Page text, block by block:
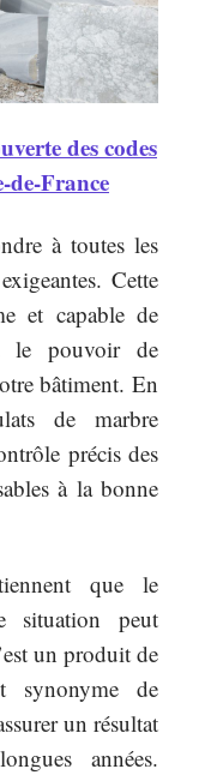
des codes
de-France
à toutes les
Cette
et capable de
le pouvoir de
bâtiment. En
de marbre
précis des
à la bonne
que le
situation peut
un produit de
synonyme de
un résultat
années.